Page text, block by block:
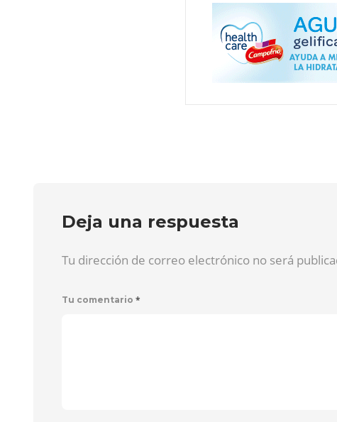
Deja una respuesta
Tu dirección de correo electrónico no será
Tu comentario *